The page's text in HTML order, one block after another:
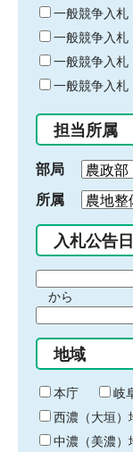
キ
ー
ワ
ー
ド
入
力
一般競争入札
一般競争入札
一般競争入札
一般競争入札
担当所属
部局
所属
入札公告日
間
始
り
から
間
終
わ
り
地域
本庁
岐
西濃（大垣）
中濃（美濃）